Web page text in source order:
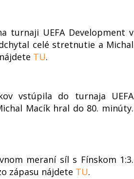
turnaji UEFA Development v
celé stretnutie a Michal
TU.
vstúpila do turnaja UEFA
Macík hral do 80. minúty.
meraní síl s Fínskom 1:3.
zápasu nájdete TU.